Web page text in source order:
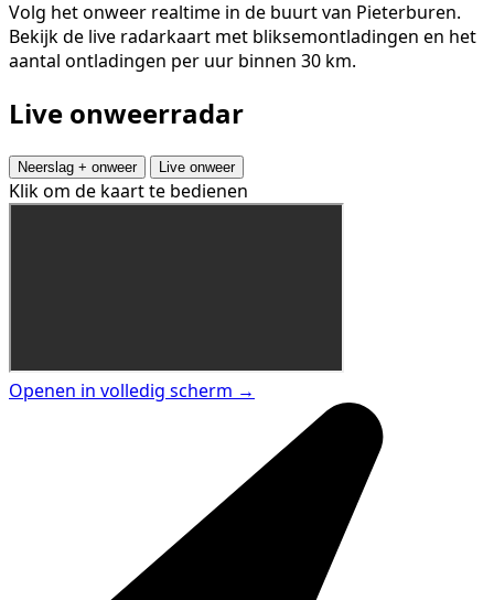
Volg het onweer realtime in de buurt van Pieterburen.
Bekijk de live radarkaart met bliksemontladingen en het
aantal ontladingen per uur binnen 30 km.
Live onweerradar
Neerslag + onweer Live onweer
Klik om de kaart te bedienen
Openen in volledig scherm →